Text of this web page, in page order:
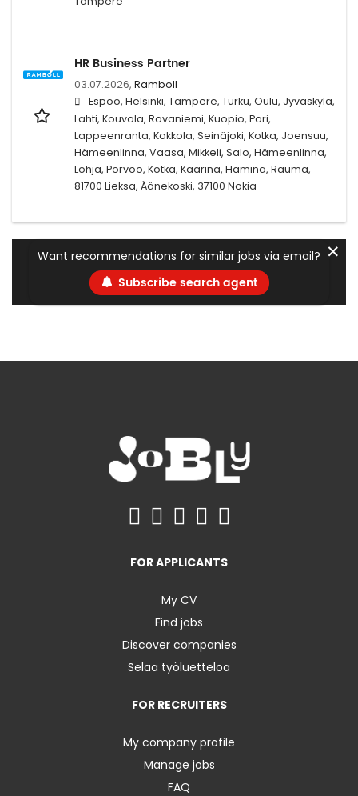
HR Business Partner
03.07.2026, Ramboll
Espoo, Helsinki, Tampere, Turku, Oulu, Jyväskylä,
Lahti, Kouvola, Rovaniemi, Kuopio, Pori,
Lappeenranta, Kokkola, Seinäjoki, Kotka, Joensuu,
Hämeenlinna, Vaasa, Mikkeli, Salo, Hämeenlinna,
Lohja, Porvoo, Kotka, Kaarina, Hamina, Rauma,
81700 Lieksa, Äänekoski, 37100 Nokia
Want recommendations for similar jobs via email?
Subscribe search agent
✕
FOR APPLICANTS
My CV
Find jobs
Discover companies
Selaa työluetteloa
FOR RECRUITERS
My company profile
Manage jobs
FAQ